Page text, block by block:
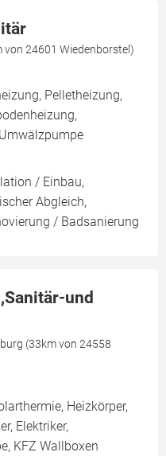
von 24601 Wiedenborstel)
Pelletheizung,
/ Einbau,
Abgleich,
/ Badsanierung
und
(33km von 24558
Heizkörper,
Elektriker,
KFZ Wallboxen